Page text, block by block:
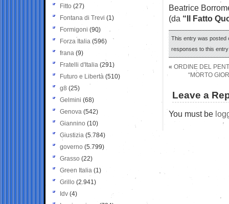
Beatrice
(da “Il Fatto
This entry was posted
responses to this
« ORDINE DEL
“MORTO
Leave a
You must be
Fitto (27)
Fontana di Trevi (1)
Formigoni (90)
Forza Italia (596)
frana (9)
Fratelli d'Italia (291)
Futuro e Libertà (510)
g8 (25)
Gelmini (68)
Genova (542)
Giannino (10)
Giustizia (5.784)
governo (5.799)
Grasso (22)
Green Italia (1)
Grillo (2.941)
Idv (4)